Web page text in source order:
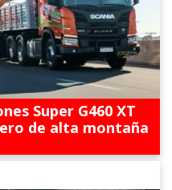
Super G460 XT
de alta montaña